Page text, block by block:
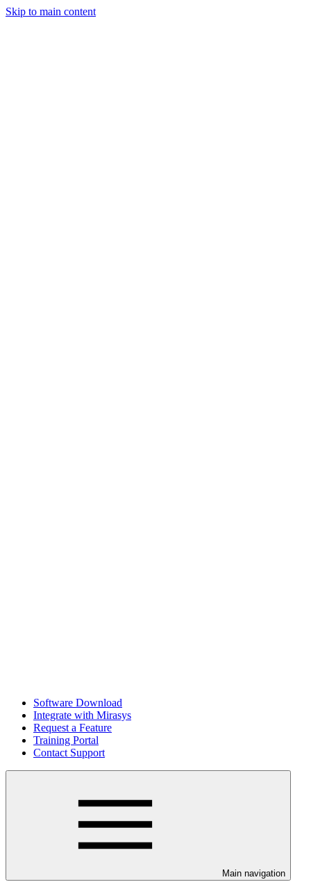
Skip to main content
Software Download
Integrate with Mirasys
Request a Feature
Training Portal
Contact Support
Main navigation